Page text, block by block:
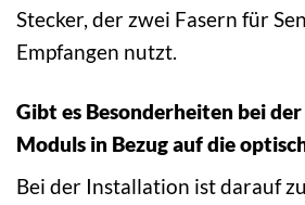
Stecker, der zwei Fasern für
Empfangen nutzt.
Gibt es Besonderheiten bei
Moduls in Bezug auf die
Bei der Installation ist darauf